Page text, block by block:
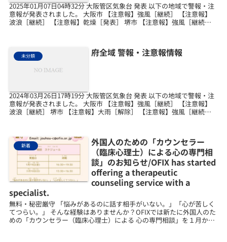
2025年01月07日04時32分 大阪管区気象台 発表 以下の地域で警報・注
意報が発表されました。 大阪市 【注意報】強風［継続］ 【注意報】
波浪［継続］ 【注意報】乾燥［発表］ 堺市 【注意報】強風［継続］
未分類 府全域 警報・注意報情報
2024年03月26日17時19分 大阪管区気象台 発表 以下の地域で警報・注
意報が発表されました。 大阪市 【注意報】強風［継続］ 【注意報】
波浪［継続］ 堺市 【注意報】大雨［解除］ 【注意報】強風［継続］
新着
外国人のための「カウンセラー
（臨床心理士）による心の専門相
談」のお知らせ/OFIX has started
offering a therapeutic
counseling service with a
specialist.
無料・秘密厳守 「悩みがあるのに話す相手がいない。」「心が苦しく
てつらい。」 そんな経験はありませんか？OFIXでは新たに外国人のた
めの「カウンセラー（臨床心理士）による 心の専門相談」を１月から